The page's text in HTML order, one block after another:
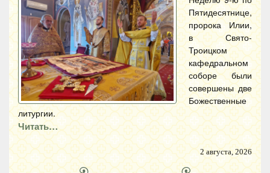
Пятидесятнице,
пророка Илии,
в Свято-
Троицком
кафедральном
соборе были
совершены две
Божественные
литургии.
Читать…
2 августа, 2026